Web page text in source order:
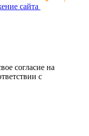
сайта
согласие на
с